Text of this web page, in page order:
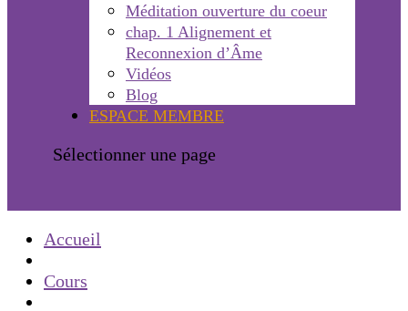
Méditation ouverture du coeur
chap. 1 Alignement et
Reconnexion d’Âme
Vidéos
Blog
ESPACE MEMBRE
Sélectionner une page
Accueil
Cours